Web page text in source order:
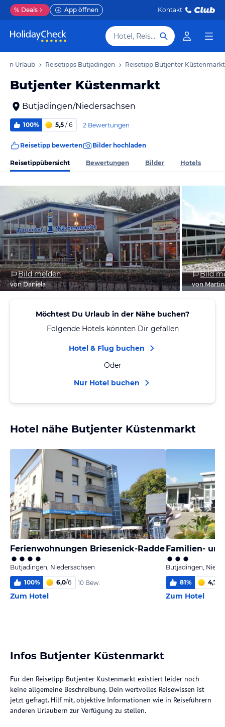
% Deals App öffnen Kontakt
Hotel, Reiseziel
Urlaub Reisetipps Butjadingen Reisetipp Butjenter Küstenmarkt
Butjenter Küstenmarkt
Butjadingen/Niedersachsen
100% 5,5 / 6 2 Bewertungen
Reisetipp bewerten Bilder hochladen
Reisetippübersicht Bewertungen Bilder Hotels
Bild melden
von Daniela
Bild
von
Möchtest Du Urlaub in der Nähe buchen?
Folgende Hotels könnten Dir gefallen
Hotel & Flug buchen
Oder
Nur Hotel buchen
Hotel nähe Butjenter Küstenmarkt
Ferienwohnungen Briesenick-Radde
Butjadingen, Niedersachsen
100% 6,0/6 10 Bew.
Zum Hotel
Familien-
Butjadingen,
81% 4,7
Zum Hotel
Infos Butjenter Küstenmarkt
Für den Reisetipp Butjenter Küstenmarkt existiert leider noch
keine allgemeine Beschreibung. Dein wertvolles Reisewissen ist
jetzt gefragt. Hilf mit, objektive Informationen wie in Reiseführern
anderen Urlaubern zur Verfügung zu stellen.